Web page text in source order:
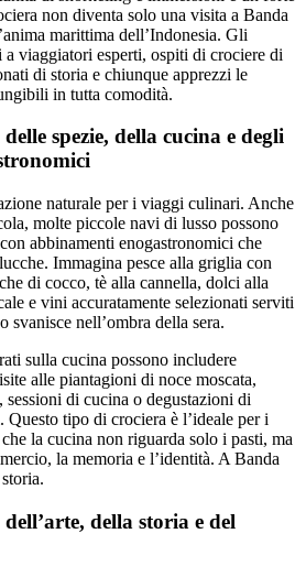
non diventa solo una visita a Banda
marittima dell’Indonesia. Gli
viaggiatori esperti, ospiti di crociere di
di storia e chiunque apprezzi le
in tutta comodità.
spezie, della cucina e degli
naturale per i viaggi culinari. Anche
molte piccole navi di lusso possono
abbinamenti enogastronomici che
Immagina pesce alla griglia con
di cocco, tè alla cannella, dolci alla
e vini accuratamente selezionati serviti
svanisce nell’ombra della sera.
sulla cucina possono includere
alle piantagioni di noce moscata,
di cucina o degustazioni di
Questo tipo di crociera è l’ideale per i
la cucina non riguarda solo i pasti, ma
la memoria e l’identità. A Banda
della storia e del